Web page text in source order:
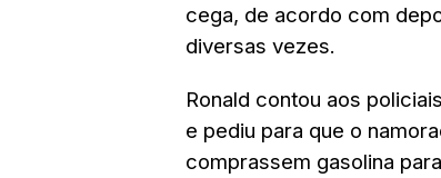
cega, de acordo com
diversas vezes.
Ronald contou aos
e pediu para que o
comprassem gasolina